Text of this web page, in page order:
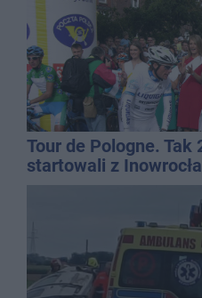
Tour de Pologne.
startowali z